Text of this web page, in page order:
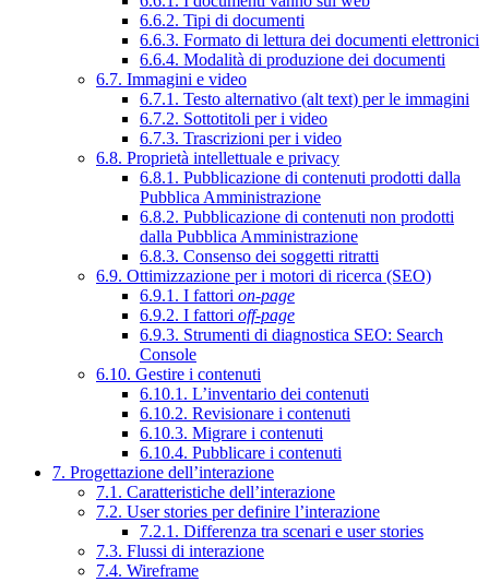
6.6.2. Tipi di documenti
6.6.3. Formato di lettura dei documenti elettronici
6.6.4. Modalità di produzione dei documenti
6.7. Immagini e video
6.7.1. Testo alternativo (alt text) per le immagini
6.7.2. Sottotitoli per i video
6.7.3. Trascrizioni per i video
6.8. Proprietà intellettuale e privacy
6.8.1. Pubblicazione di contenuti prodotti dalla
Pubblica Amministrazione
6.8.2. Pubblicazione di contenuti non prodotti
dalla Pubblica Amministrazione
6.8.3. Consenso dei soggetti ritratti
6.9. Ottimizzazione per i motori di ricerca (SEO)
6.9.1. I fattori on-page
6.9.2. I fattori off-page
6.9.3. Strumenti di diagnostica SEO: Search
Console
6.10. Gestire i contenuti
6.10.1. L’inventario dei contenuti
6.10.2. Revisionare i contenuti
6.10.3. Migrare i contenuti
6.10.4. Pubblicare i contenuti
7. Progettazione dell’interazione
7.1. Caratteristiche dell’interazione
7.2. User stories per definire l’interazione
7.2.1. Differenza tra scenari e user stories
7.3. Flussi di interazione
7.4. Wireframe